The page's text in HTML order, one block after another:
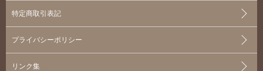
特定商取引表記
プライバシーポリシー
リンク集